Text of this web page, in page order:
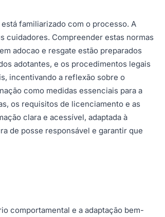
familiarizado com o processo. A
cuidadores. Compreender estas normas
adocao e resgate estão preparados
adotantes, e os procedimentos legais
incentivando a reflexão sobre o
como medidas essenciais para a
os requisitos de licenciamento e as
clara e acessível, adaptada à
de posse responsável e garantir que
comportamental e a adaptação bem-